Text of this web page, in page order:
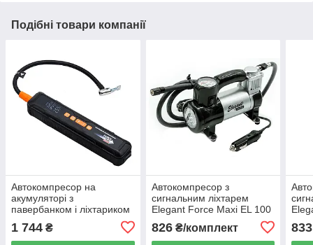
Подібні товари компанії
Автокомпресор на
акумуляторі з
павербанком і ліхтариком
Elegant Force Maxi EL 100
015
1 744 ₴
Автокомпресор з
сигнальним ліхтарем
Elegant Force Maxi EL 100
826₴/комплект 833